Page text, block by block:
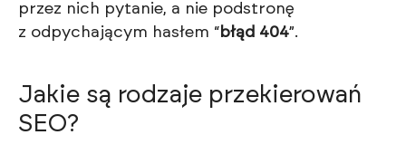
przez nich pytanie, a nie podstronę
z odpychającym hasłem “ błąd 404”.
Jakie są rodzaje przekierowań
SEO?